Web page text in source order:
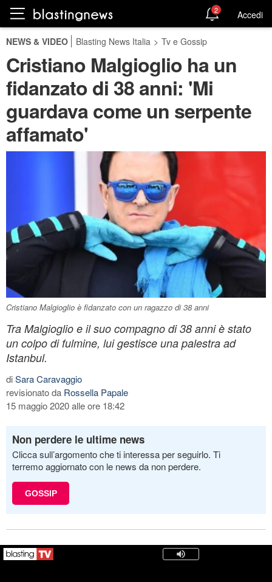
2 Accedi
NEWS & VIDEO Blasting News Italia > Tv e Gossip
Cristiano Malgioglio ha un
fidanzato di 38 anni: 'Mi
guardava come un serpente
affamato'
Cristiano Malgioglio è fidanzato con un ragazzo di 38 anni
Tra Malgioglio e il suo compagno di 38 anni è stato
un colpo di fulmine, lui gestisce una palestra ad
Istanbul.
diSara Caravaggio
revisionato da Rossella Papale
15 maggio 2020 alle ore 18:42
Non perdere le ultime news
Clicca sull’argomento che ti interessa per seguirlo. Ti
terremo aggiornato con le news da non perdere.
GOSSIP